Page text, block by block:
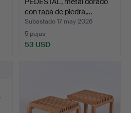
con tapa de piedra,…
Subastado 17 may 2026
5 pujas
53 USD